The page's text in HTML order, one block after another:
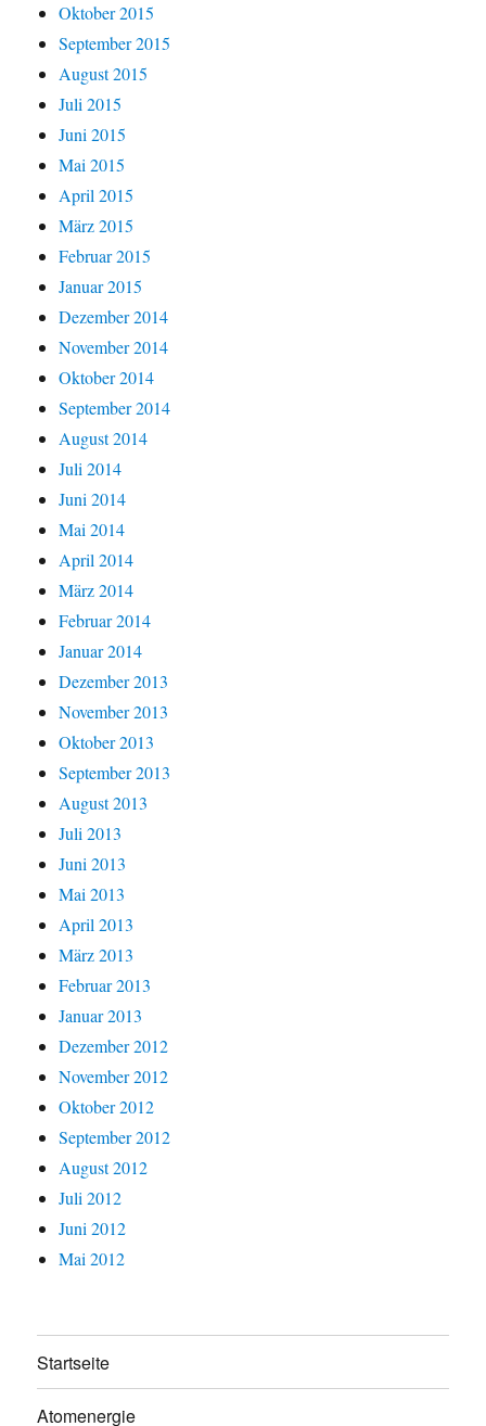
Oktober 2015
September 2015
August 2015
Juli 2015
Juni 2015
Mai 2015
April 2015
März 2015
Februar 2015
Januar 2015
Dezember 2014
November 2014
Oktober 2014
September 2014
August 2014
Juli 2014
Juni 2014
Mai 2014
April 2014
März 2014
Februar 2014
Januar 2014
Dezember 2013
November 2013
Oktober 2013
September 2013
August 2013
Juli 2013
Juni 2013
Mai 2013
April 2013
März 2013
Februar 2013
Januar 2013
Dezember 2012
November 2012
Oktober 2012
September 2012
August 2012
Juli 2012
Juni 2012
Mai 2012
Startseite
Atomenergie